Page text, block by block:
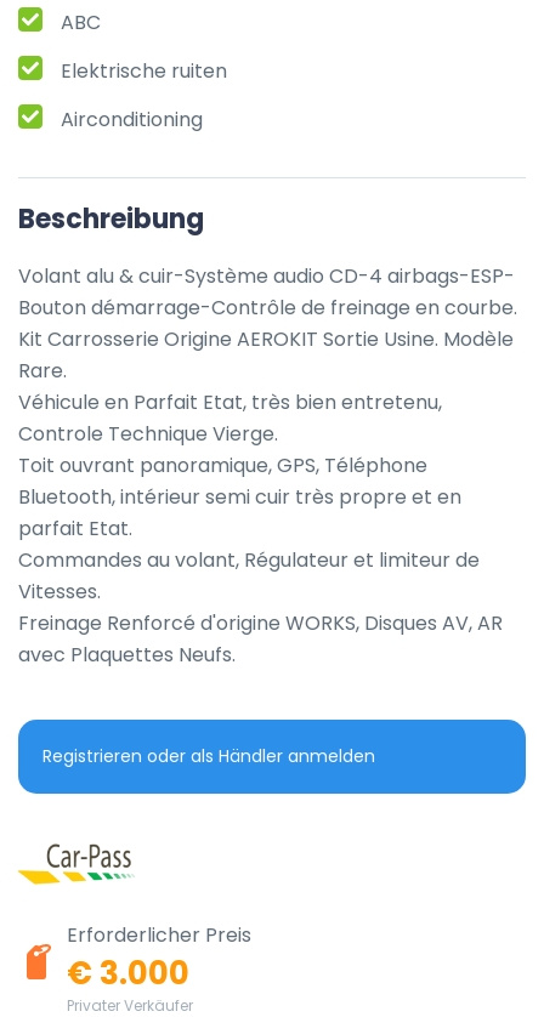
ABC
Elektrische ruiten
Airconditioning
Beschreibung
Volant alu & cuir-Système audio CD-4 airbags-ESP-
Bouton démarrage-Contrôle de freinage en courbe.
Kit Carrosserie Origine AEROKIT Sortie Usine. Modèle
Rare.
Véhicule en Parfait Etat, très bien entretenu,
Controle Technique Vierge.
Toit ouvrant panoramique, GPS, Téléphone
Bluetooth, intérieur semi cuir très propre et en
parfait Etat.
Commandes au volant, Régulateur et limiteur de
Vitesses.
Freinage Renforcé d'origine WORKS, Disques AV, AR
avec Plaquettes Neufs.
Registrieren oder als Händler anmelden
Erforderlicher Preis
€ 3.000
Privater Verkäufer